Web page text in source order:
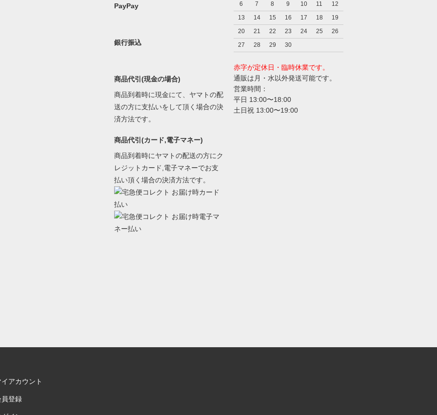
PayPay
銀行振込
商品代引(現金の場合)
商品到着時に現金にて、ヤマトの配
送の方に支払いをして頂く場合の決
済方法です。
商品代引(カード,電子マネー)
商品到着時にヤマトの配送の方にク
レジットカード,電子マネーでお支
払い頂く場合の決済方法です。
6
7 8 9 10 11
12
13
14 15 16 17 18
19
20
21 22 23 24 25
26
27
28 29 30
赤字が定休日・臨時休業です。
通販は月・水以外発送可能です。
営業時間：
平日 13:00〜18:00
土日祝 13:00〜19:00
アカウント
員登録